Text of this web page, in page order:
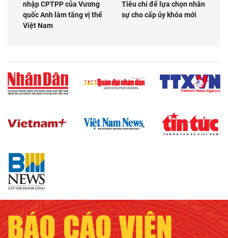
nhập CPTPP của Vương
quốc Anh làm tăng vị thế
Việt Nam
Tiêu chí để lựa chọn nhân
sự cho cấp ủy khóa mới